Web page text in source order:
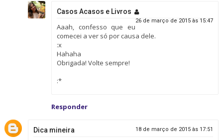
Casos Acasos e Livros
26 de março de 2015 às 15:47
Aaah, confesso que eu
comecei a ver só por causa dele.
:x
Hahaha
Obrigada! Volte sempre!
:*
Responder
Dica mineira 18 de março de 2015 às 17:51